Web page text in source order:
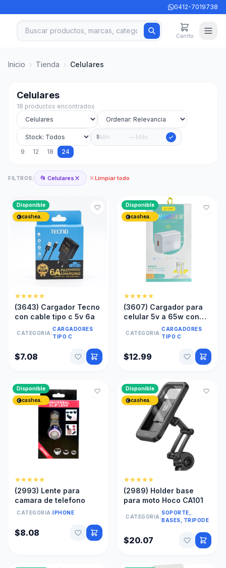
0412-7019738
Carrito
Inicio › Tienda › Celulares
Celulares
18 productos encontrados
$
—
9
12 18 24
FILTROS: 📂 Celulares Limpiar todo
Disponible
cashea.
(3643) Cargador Tecno
con cable tipo c 5v 6a
CATEGORIA:
CARGADORES
TIPO C
$7.08
Disponible
cashea.
(3607) Cargador para
celular 5v a 65w con
cable tipo c usb ac45m
CATEGORIA:
CARGADORES
TIPO C
$12.99
Disponible
cashea.
(2993) Lente para
camara de telefono
CATEGORIA:IPHONE
$8.08
Disponible
cashea.
(2989) Holder base
para moto Hoco CA101
CATEGORIA:
SOPORTE,
BASES, TRIPODE
$20.07